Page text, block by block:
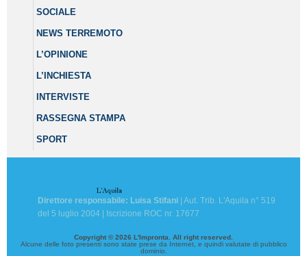
SOCIALE
NEWS TERREMOTO
L’OPINIONE
L’INCHIESTA
INTERVISTE
RASSEGNA STAMPA
SPORT
Direttore responsabile: Luisa Stifani | Aut. Trib. L'Aquila n° 519
del 5 luglio 2004 | Iscrizione ROC nr. 17677
Copyright © 2026 L'Impronta. All right reserved.
Alcune delle foto presenti sono state prese da Internet, e quindi valutate di pubblico
dominio.